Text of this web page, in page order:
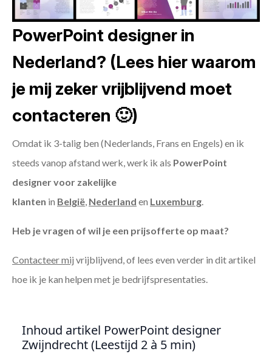
PowerPoint designer in
Nederland? (Lees hier waarom
je mij zeker vrijblijvend moet
contacteren 🙂)
Omdat ik 3-talig ben (Nederlands, Frans en Engels) en ik
steeds vanop afstand werk, werk ik als PowerPoint
designer voor zakelijke
klanten in België, Nederland en Luxemburg.
Heb je vragen of wil je een prijsofferte op maat?
Contacteer mij vrijblijvend, of lees even verder in dit artikel
hoe ik je kan helpen met je bedrijfspresentaties.
Inhoud artikel PowerPoint designer
Zwijndrecht (Leestijd 2 à 5 min)